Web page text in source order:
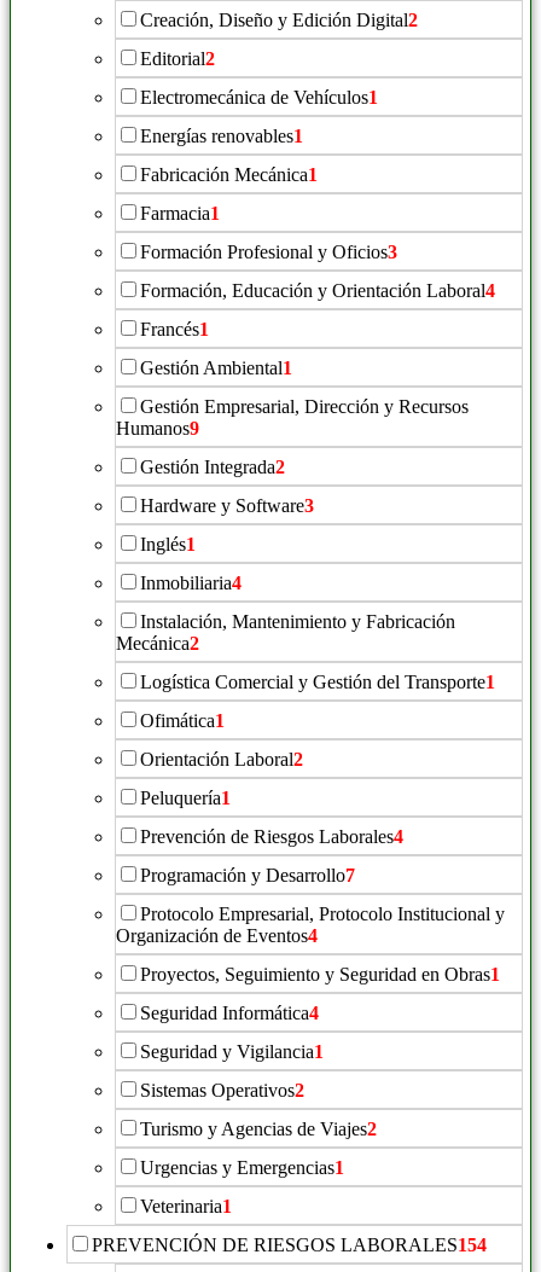
Creación, Diseño y Edición Digital2
Editorial2
Electromecánica de Vehículos1
Energías renovables1
Fabricación Mecánica1
Farmacia1
Formación Profesional y Oficios3
Formación, Educación y Orientación Laboral4
Francés1
Gestión Ambiental1
Gestión Empresarial, Dirección y Recursos
Humanos9
Gestión Integrada2
Hardware y Software3
Inglés1
Inmobiliaria4
Instalación, Mantenimiento y Fabricación
Mecánica2
Logística Comercial y Gestión del Transporte1
Ofimática1
Orientación Laboral2
Peluquería1
Prevención de Riesgos Laborales4
Programación y Desarrollo7
Protocolo Empresarial, Protocolo Institucional y
Organización de Eventos4
Proyectos, Seguimiento y Seguridad en Obras1
Seguridad Informática4
Seguridad y Vigilancia1
Sistemas Operativos2
Turismo y Agencias de Viajes2
Urgencias y Emergencias1
Veterinaria1
PREVENCIÓN DE RIESGOS LABORALES154